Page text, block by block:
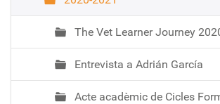
The Vet Learner Journey
Entrevista a Adrián García
Acte acadèmic de Cicles